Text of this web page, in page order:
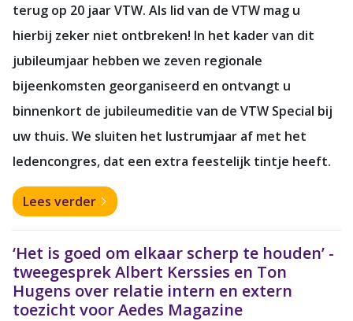
terug op 20 jaar VTW. Als lid van de VTW mag u
hierbij zeker niet ontbreken! In het kader van dit
jubileumjaar hebben we zeven regionale
bijeenkomsten georganiseerd en ontvangt u
binnenkort de jubileumeditie van de VTW Special bij
uw thuis. We sluiten het lustrumjaar af met het
ledencongres, dat een extra feestelijk tintje heeft.
Lees verder
‘Het is goed om elkaar scherp te houden’ -
tweegesprek Albert Kerssies en Ton
Hugens over relatie intern en extern
toezicht voor Aedes Magazine